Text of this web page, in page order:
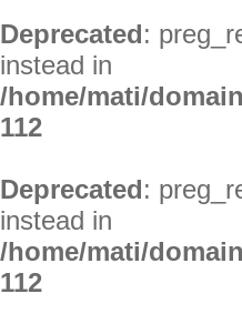
Deprecated:
instead in
/home/mati/
112
Deprecated:
instead in
/home/mati/
112